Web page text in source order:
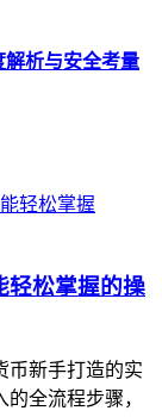
析与安全考量
轻松掌握的操
币新手打造的实
全流程步骤，